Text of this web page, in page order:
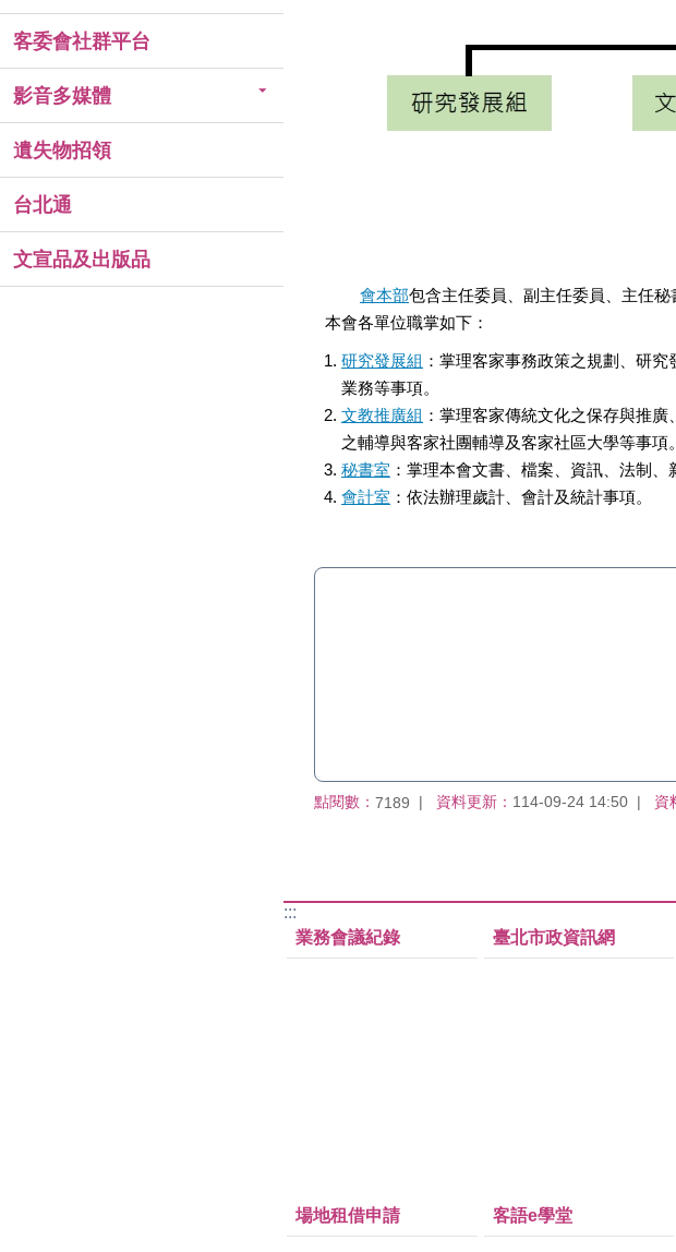
客委會社群平台
影音多媒體
遺失物招領
台北通
文宣品及出版品
會本部包含主任委員、副主任委員、主任秘
本會各單位職掌如下：
研究發展組 ：掌理客家事務政策之規劃、研
業務等事項。
文教推廣組 ：掌理客家傳統文化之保存與推
之輔導與客家社團輔導及客家社區大學等事項。
秘書室 ：掌理本會文書、檔案、資訊、法制
會計室 ：依法辦理歲計、會計及統計事項。
點閱數： 7189 資料更新： 114-09-24 14:50 資
:::
業務會議紀錄
臺北市政資訊網
場地租借申請 客語e學堂